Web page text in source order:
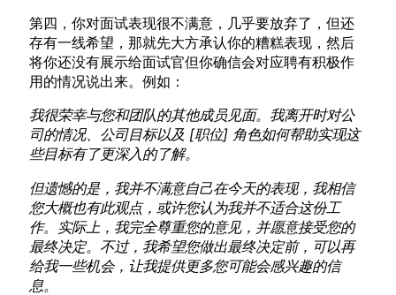
第四，你对面试表现很不满意，几乎要放弃了，但还
存有一线希望，那就先大方承认你的糟糕表现，然后
将你还没有展示给面试官但你确信会对应聘有积极作
用的情况说出来。例如：
我很荣幸与您和团队的其他成员见面。我离开时对公
司的情况、公司目标以及 [职位] 角色如何帮助实现这
些目标有了更深入的了解。
但遗憾的是，我并不满意自己在今天的表现，我相信
您大概也有此观点，或许您认为我并不适合这份工
作。实际上，我完全尊重您的意见，并愿意接受您的
最终决定。不过，我希望您做出最终决定前，可以再
给我一些机会，让我提供更多您可能会感兴趣的信
息。